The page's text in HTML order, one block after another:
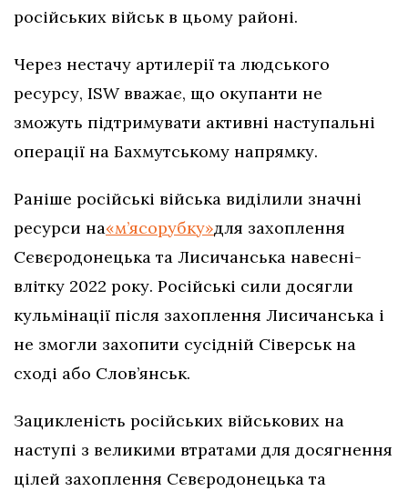
російських військ в цьому районі.
Через нестачу артилерії та людського
ресурсу, ISW вважає, що окупанти не
зможуть підтримувати активні наступальні
операції на Бахмутському напрямку.
Раніше російські війська виділили значні
ресурси на«м’ясорубку»для захоплення
Сєвєродонецька та Лисичанська навесні-
влітку 2022 року. Російські сили досягли
кульмінації після захоплення Лисичанська і
не змогли захопити сусідній Сіверськ на
сході або Слов’янськ.
Зацикленість російських військових на
наступі з великими втратами для досягнення
цілей захоплення Сєвєродонецька та